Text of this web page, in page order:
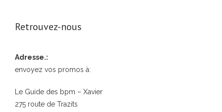
Retrouvez-nous
Adresse.:
envoyez vos promos à:
Le Guide des bpm – Xavier
275 route de Trazits